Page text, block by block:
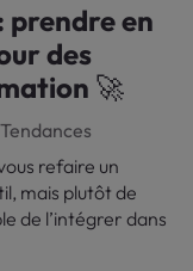
prendre en
des
🚀
Tendances
refaire un
mais plutôt de
de l’intégrer dans